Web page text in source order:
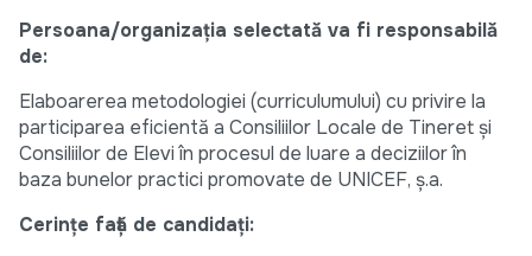
Persoana/organizația selectată va fi responsabilă
de:
Elaboarerea metodologiei (curriculumului) cu privire la
participarea eficientă a Consiliilor Locale de Tineret și
Consiliilor de Elevi în procesul de luare a deciziilor în
baza bunelor practici promovate de UNICEF, ș.a.
Cerințe față de candidați: